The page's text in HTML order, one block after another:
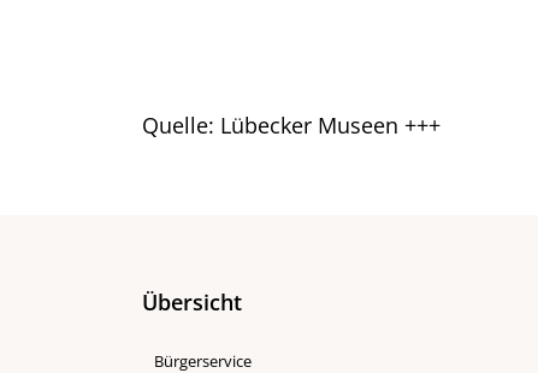
Quelle: Lübecker Museen +++
Übersicht
Bürgerservice